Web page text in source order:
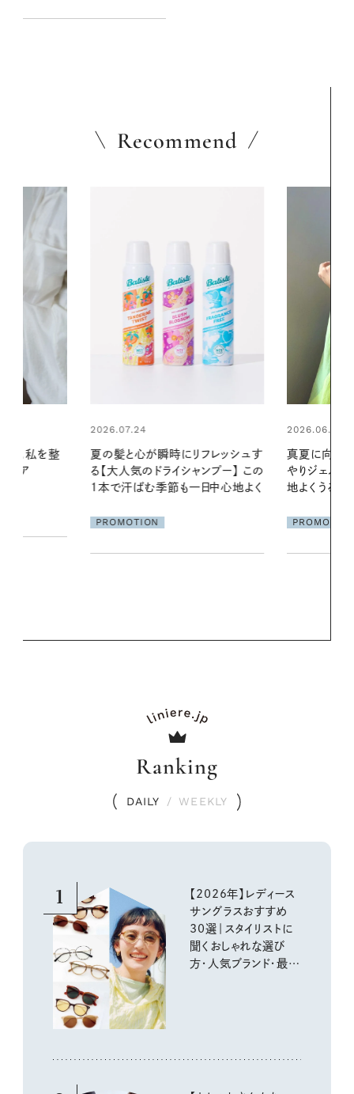
Recommend
レッシュす
プー】 この
2026.06.01
真夏に向けて、ハーブが香るひん
やりジェルと出合う。暑い季節に心
地よくうるおう、軽やかなボディケ
PROMOTION
2026.07.21
リーとの重
Ranking
DAILY / WEEKLY
1
【2026年】レディース
サングラスおすすめ
30選｜スタイリストに
聞くおしゃれな選び
方・人気ブランド・最新